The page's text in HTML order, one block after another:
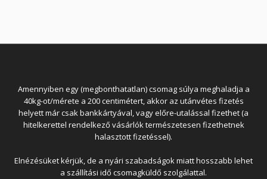
Amennyiben egy (megbonthatatlan) csomag súlya meghaladja a
40kg-ot/mérete a 200 centimétert, akkor az utánvétes fizetés
helyett már csak bankkártyával, vagy előre-utalással fizethet (a
hitelkerettel rendelkező vásárlók természetesen fizethetnek
halasztott fizetéssel).
Elnézésüket kérjük, de a nyári szabadságok miatt hosszabb lehet
a szállítási idő csomagküldő szolgálattal.